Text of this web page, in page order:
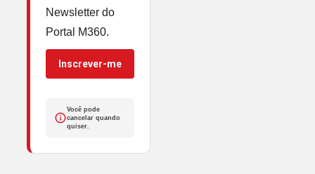
Newsletter do
Portal M360.
Inscrever-me
Você pode
cancelar quando
quiser.